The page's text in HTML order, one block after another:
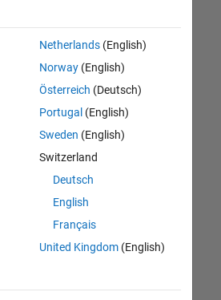
Netherlands(English)
Norway(English)
Österreich (Deutsch)
Portugal (English)
Sweden (English)
Switzerland
Deutsch
English
Français
United Kingdom(English)